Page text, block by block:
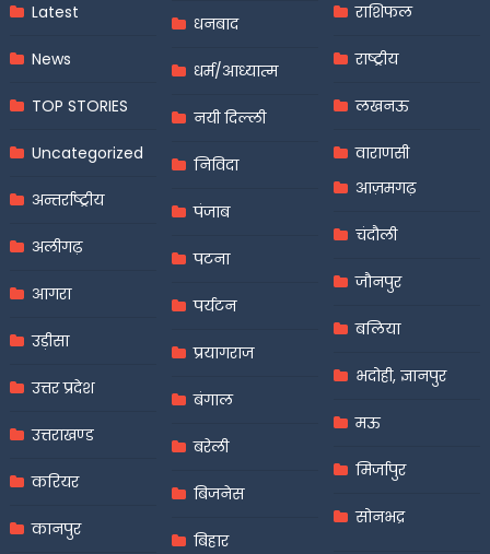
Latest
News
TOP STORIES
Uncategorized
अन्तर्राष्ट्रीय
अलीगढ़
आगरा
उड़ीसा
उत्तर प्रदेश
उत्तराखण्ड
करियर
कानपुर
धनबाद
धर्म/आध्यात्म
नयी दिल्ली
निविदा
पंजाब
पटना
पर्यटन
प्रयागराज
बंगाल
बरेली
बिजनेस
बिहार
राशिफल
राष्ट्रीय
लखनऊ
वाराणसी
आज़मगढ़
चंदौली
जौनपुर
बलिया
भदोही, ज्ञानपुर
मऊ
मिर्जापुर
सोनभद्र